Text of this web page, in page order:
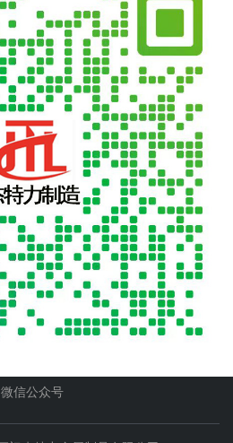
微信公众号